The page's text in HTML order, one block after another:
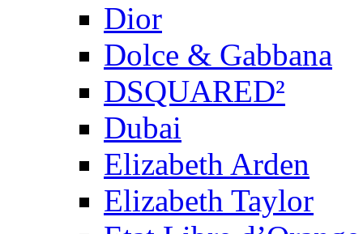
Dior
Dolce & Gabbana
DSQUARED²
Dubai
Elizabeth Arden
Elizabeth Taylor